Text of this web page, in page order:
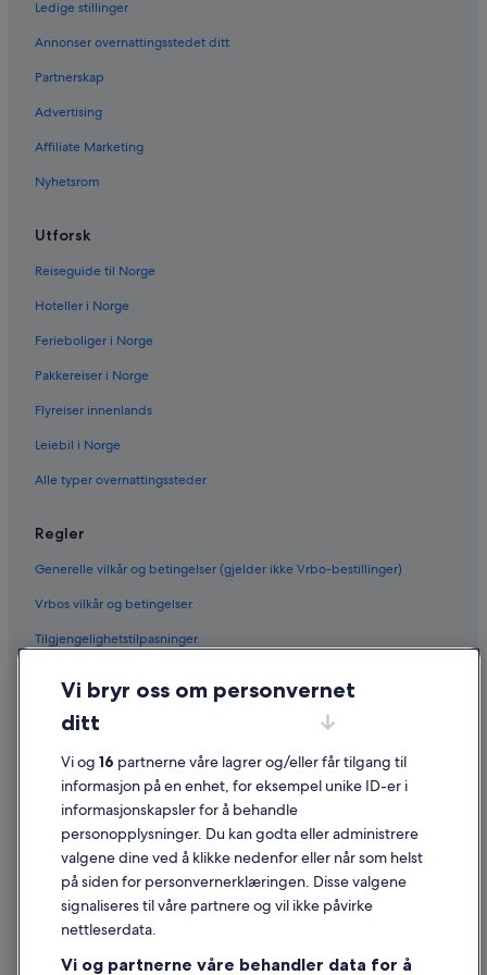
Bilutleie i New York
Bilutleie i Orlando
Bilutleie i London
Bilutleie i Paris
Bilutleie i Cancun
Bilutleie i Roma
Bilutleie i Punta Cana
Bilutleie i Riviera Maya
Bilutleie i Barcelona
Bilutleie i San Francisco
Leiebilselskaper i USA
Leiebiler fra Budget i USA
Leiebiler fra Enterprise i USA
Leiebiler fra Hertz i USA
Leiebiler fra Thrifty Car Rental i USA
Leiebiler fra Dollar Rent A Car i USA
Leiebiler fra Fox Rental Cars i USA
Leiebiler fra Payless i USA
Leiebiler fra Europcar i USA
Finn andre biltyper i USA
Leiebiler (Mini) i USA
Leiebiler (Economy) i USA
Ledige stillinger
Annonser overnattingsstedet ditt
Partnerskap
Advertising
Affiliate Marketing
Nyhetsrom
Utforsk
Reiseguide til Norge
Hoteller i Norge
Ferieboliger i Norge
Pakkereiser i Norge
Flyreiser innenlands
Leiebil i Norge
Alle typer overnattingssteder
Regler
Generelle vilkår og betingelser (gjelder ikke Vrbo-bestillinger)
Vrbos vilkår og betingelser
Tilgjengelighetstilpasninger
Juridisk informasjon / kontakt oss
Retningslinjer for innhold og rapportering av innhold
Hjelp
Kontakt oss
Avbestille eller endre bestillingen
Refusjonsprosessen og tidsrammer for refusjon
Vi bryr oss om personvernet
ditt
Vi og 16 partnerne våre lagrer og/eller får tilgang til
informasjon på en enhet, for eksempel unike ID-er i
informasjonskapsler for å behandle
personopplysninger. Du kan godta eller administrere
valgene dine ved å klikke nedenfor eller når som helst
på siden for personvernerklæringen. Disse valgene
signaliseres til våre partnere og vil ikke påvirke
nettleserdata.
Vi og partnerne våre behandler data for å